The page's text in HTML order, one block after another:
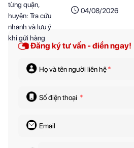
04/08/2026
Đăng ký tư vấn - điền ngay!
Họ và tên người liên hệ*
Số điện thoại *
Email